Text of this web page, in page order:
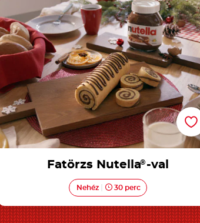
Fatörzs Nutella®-val
Fatörzs Nutella® -val
Nehéz 30 perc